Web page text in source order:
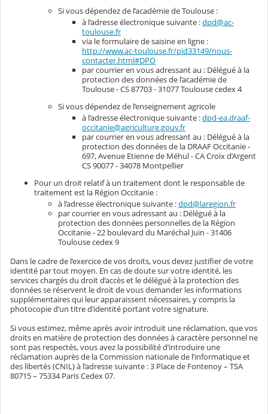
Si vous dépendez de l’académie de Toulouse :
à l’adresse électronique suivante :dpd@ac-
toulouse.fr
via le formulaire de saisine en ligne :
http://www.ac-toulouse.fr/pid33149/nous-
contacter.html#DPO
par courrier en vous adressant au : Délégué à la
protection des données de l’académie de
Toulouse - CS 87703 - 31077 Toulouse cedex 4
Si vous dépendez de l’enseignement agricole
à l’adresse électronique suivante :dpd-ea.draaf-
occitanie@agriculture.gouv.fr
par courrier en vous adressant au : Délégué à la
protection des données de la DRAAF Occitanie -
697, Avenue Etienne de Méhul - CA Croix d’Argent
CS 90077 - 34078 Montpellier
Pour un droit relatif à un traitement dont le responsable de
traitement est la Région Occitanie :
à l’adresse électronique suivante :dpd@laregion.fr
par courrier en vous adressant au : Délégué à la
protection des données personnelles de la Région
Occitanie - 22 boulevard du Maréchal Juin - 31406
Toulouse cedex 9
Dans le cadre de l’exercice de vos droits, vous devez justifier de votre
identité par tout moyen. En cas de doute sur votre identité, les
services chargés du droit d’accès et le délégué à la protection des
données se réservent le droit de vous demander les informations
supplémentaires qui leur apparaissent nécessaires, y compris la
photocopie d’un titre d’identité portant votre signature.
Si vous estimez, même après avoir introduit une réclamation, que vos
droits en matière de protection des données à caractère personnel ne
sont pas respectés, vous avez la possibilité d’introduire une
réclamation auprès de la Commission nationale de l’informatique et
des libertés (CNIL) à l’adresse suivante : 3 Place de Fontenoy – TSA
80715 – 75334 Paris Cedex 07.